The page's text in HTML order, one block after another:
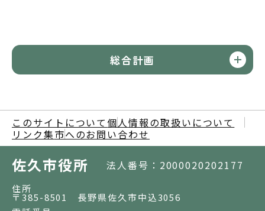
総合計画
このサイトについて 個人情報の取扱いについて
リンク集市へのお問い合わせ
佐久市役所 法人番号：2000020202177
住所
〒385-8501 長野県佐久市中込3056